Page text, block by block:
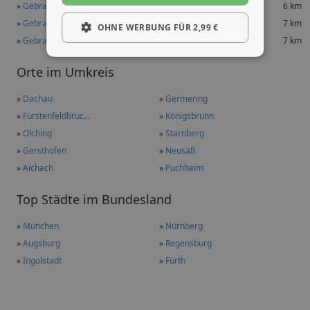
»Gebrauchtwagen in Eurasburg
6 km
»Gebrauchtwagen in Dasing
7 km
»Gebrauchtwagen in Mering 7 km
Orte im Umkreis
» Dachau »Germering
» Fürstenfeldbruc... » Königsbrunn
»Olching »Starnberg
»Gersthofen » Neusäß
»Aichach » Puchheim
Top Städte im Bundesland
» München » Nürnberg
»Augsburg » Regensburg
»Ingolstadt » Fürth
OHNE WERBUNG FÜR 2,99 €